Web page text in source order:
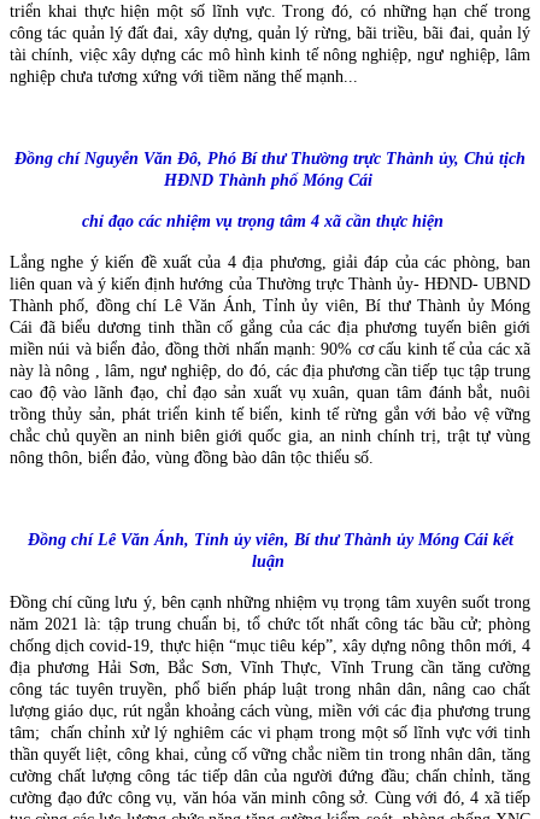
triển khai thực hiện một số lĩnh vực. Trong đó, có những hạn chế trong
công tác quản lý đất đai, xây dựng, quản lý rừng, bãi triều, bãi đai, quản lý
tài chính, việc xây dựng các mô hình kinh tế nông nghiệp, ngư nghiệp, lâm
nghiệp chưa tương xứng với tiềm năng thế mạnh...
Đồng chí Nguyễn Văn Đô, Phó Bí thư Thường trực Thành ủy, Chủ tịch
HĐND Thành phố Móng Cái
chỉ đạo các nhiệm vụ trọng tâm 4 xã cần thực hiện
Lắng nghe ý kiến đề xuất của 4 địa phương, giải đáp của các phòng, ban
liên quan và ý kiến định hướng của Thường trực Thành ủy- HĐND- UBND
Thành phố, đồng chí Lê Văn Ánh, Tỉnh ủy viên, Bí thư Thành ủy Móng
Cái đã biểu dương tinh thần cố gắng của các địa phương tuyến biên giới
miền núi và biển đảo, đồng thời nhấn mạnh: 90% cơ cấu kinh tế của các xã
này là nông , lâm, ngư nghiệp, do đó, các địa phương cần tiếp tục tập trung
cao độ vào lãnh đạo, chỉ đạo sản xuất vụ xuân, quan tâm đánh bắt, nuôi
trồng thủy sản, phát triển kinh tế biển, kinh tế rừng gắn với bảo vệ vững
chắc chủ quyền an ninh biên giới quốc gia, an ninh chính trị, trật tự vùng
nông thôn, biển đảo, vùng đồng bào dân tộc thiểu số.
Đồng chí Lê Văn Ánh, Tỉnh ủy viên, Bí thư Thành ủy Móng Cái kết
luận
Đồng chí cũng lưu ý, bên cạnh những nhiệm vụ trọng tâm xuyên suốt trong
năm 2021 là: tập trung chuẩn bị, tổ chức tốt nhất công tác bầu cử; phòng
chống dịch covid-19, thực hiện “mục tiêu kép”, xây dựng nông thôn mới, 4
địa phương Hải Sơn, Bắc Sơn, Vĩnh Thực, Vĩnh Trung cần tăng cường
công tác tuyên truyền, phổ biến pháp luật trong nhân dân, nâng cao chất
lượng giáo dục, rút ngắn khoảng cách vùng, miền với các địa phương trung
tâm; chấn chỉnh xử lý nghiêm các vi phạm trong một số lĩnh vực với tinh
thần quyết liệt, công khai, củng cố vững chắc niềm tin trong nhân dân, tăng
cường chất lượng công tác tiếp dân của người đứng đầu; chấn chỉnh, tăng
cường đạo đức công vụ, văn hóa văn minh công sở. Cùng với đó, 4 xã tiếp